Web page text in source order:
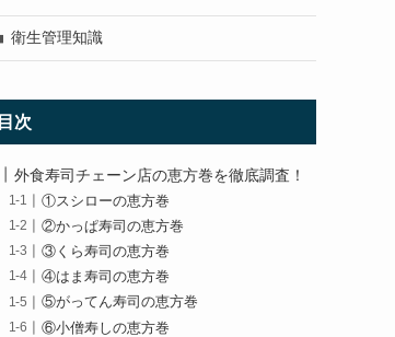
衛生管理知識
目次
外食寿司チェーン店の恵方巻を徹底調査！
①スシローの恵方巻
②かっぱ寿司の恵方巻
③くら寿司の恵方巻
④はま寿司の恵方巻
⑤がってん寿司の恵方巻
⑥小僧寿しの恵方巻